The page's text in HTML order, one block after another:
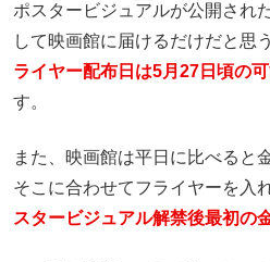
ポスタービジュアルが公開され
して映画館に届けるだけだと思
ライヤー配布日は5月27日頃の
す。
また、映画館は平日に比べると
そこに合わせてフライヤーを入
スタービジュアル解禁後最初の